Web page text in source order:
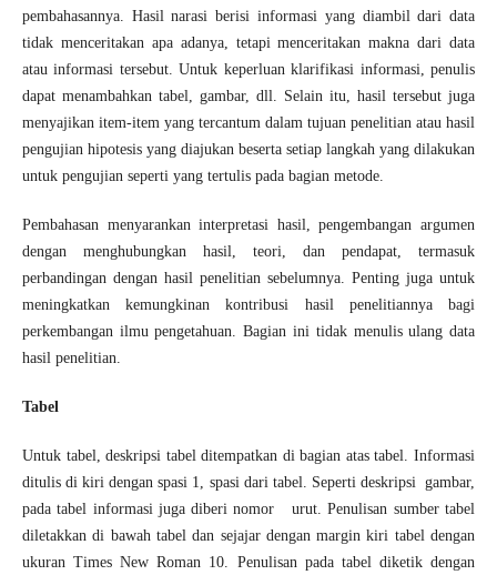
pembahasannya. Hasil narasi berisi informasi yang diambil dari data
tidak menceritakan apa adanya, tetapi menceritakan makna dari data
atau informasi tersebut. Untuk keperluan klarifikasi informasi, penulis
dapat menambahkan tabel, gambar, dll. Selain itu, hasil tersebut juga
menyajikan item-item yang tercantum dalam tujuan penelitian atau hasil
pengujian hipotesis yang diajukan beserta setiap langkah yang dilakukan
untuk pengujian seperti yang tertulis pada bagian metode.
Pembahasan menyarankan interpretasi hasil, pengembangan argumen
dengan menghubungkan hasil, teori, dan pendapat, termasuk
perbandingan dengan hasil penelitian sebelumnya. Penting juga untuk
meningkatkan kemungkinan kontribusi hasil penelitiannya bagi
perkembangan ilmu pengetahuan. Bagian ini tidak menulis ulang data
hasil penelitian.
Tabel
Untuk tabel, deskripsi tabel ditempatkan di bagian atas tabel. Informasi
ditulis di kiri dengan spasi 1, spasi dari tabel. Seperti deskripsi gambar,
pada tabel informasi juga diberi nomor urut. Penulisan sumber tabel
diletakkan di bawah tabel dan sejajar dengan margin kiri tabel dengan
ukuran Times New Roman 10. Penulisan pada tabel diketik dengan